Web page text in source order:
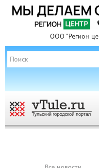
ООО "Регион